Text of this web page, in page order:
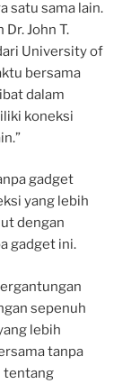
satu sama lain.
John T.
University of
bersama
dalam
koneksi
gadget
yang lebih
dengan
gadget ini.
sepenuh
lebih
tanpa
tentang